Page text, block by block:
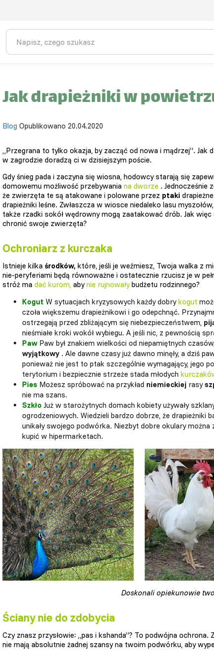
Jak drapieżniki w
Blog Opublikowano 20.04.2020
„Przegrana to tylko okazja, by zacząć od nowa i mądrzej”. Jak
w zagrodzie doradzą ci w dzisiejszym poście.
Gdy śnieg pada i zaczyna się wiosna, hodowcy starają się
domowemu możliwość przebywania na dworze. Jednocześnie
że zwierzęta te są atakowane i polowane przez ptaki
drapieżniki leśne. Zwłaszcza w wiosce niedaleko lasu
także rzadki sokół wędrowny mogą zaatakować drób. Jak
chronić swoje zwierzęta?
Ochroniarz z kurczaka
Istnieje kilka środków, które, jeśli je weźmiesz, Twoja walka z
nie-peryferiami będą równoważne i ostatecznie rzucisz je w
stróż ma dać kurom, abynie rujnowałybudżetu rodzinnego?
Kogut W sytuacjach kryzysowych każdy dobrykogut
czoła większemu drapieżnikowi i go odepchnąć.
ostrzegają przed zbliżającym się niebezpieczeństwem,
nieśmiałe kroki wokół wybiegu. A jeśli nic, z pewnością
PawPaw był znakiem wielkości od niepamiętnych
wyjątkowy. Ale dawne czasy już dawno minęły, a dziś
ponieważ nie jest to ptak szczególnie wymagający, jego
terytorium i bezpiecznie strzeże stada młodych
Pies Możesz spróbować na przykład niemieckiej rasy
nie ma szans.
Szkło Już w starożytnych domach kobiety używały
ogrodzeniowych. Wiedzieli bardzo dobrze, że drapieżniki
unikały swojego podwórka. Niezbyt dobre okulary można
kupić w hipermarketach.
Doskonali opiekunowie
Ściany nie do zdobycia
Czy znasz przysłowie: „pas i kshanda”? To podwójna
nie mają absolutnie żadnej szansy na twoim podwórku, aby